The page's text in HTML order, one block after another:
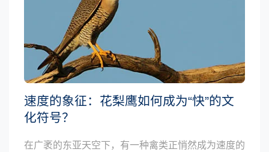
速度的象征：花梨鹰如何成为“快”的文
化符号？
在广袤的东亚天空下，有一种禽类正悄然成为速度的